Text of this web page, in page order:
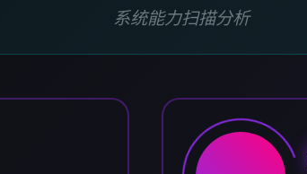
系统能力扫描分析